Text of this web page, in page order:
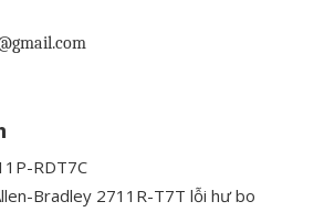
RDT7C
Bradley 2711R-T7T lỗi hư bo